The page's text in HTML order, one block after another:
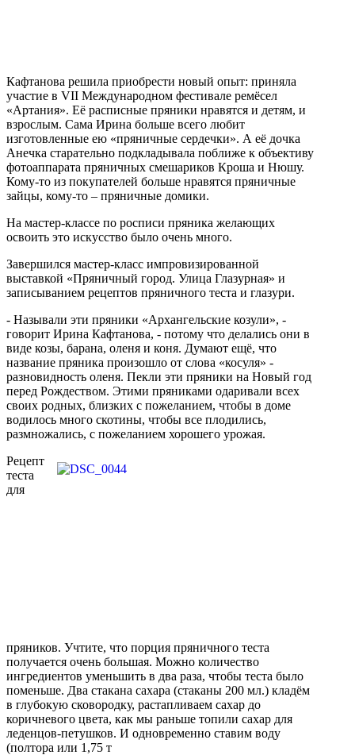
Кафтанова решила приобрести новый опыт: приняла
участие в VII Международном фестивале ремёсел
«Артания». Её расписные пряники нравятся и детям, и
взрослым. Сама Ирина больше всего любит
изготовленные ею «пряничные сердечки». А её дочка
Анечка старательно подкладывала поближе к объективу
фотоаппарата пряничных смешариков Кроша и Нюшу.
Кому-то из покупателей больше нравятся пряничные
зайцы, кому-то – пряничные домики.
На мастер-классе по росписи пряника желающих
освоить это искусство было очень много.
Завершился мастер-класс импровизированной
выставкой «Пряничный город. Улица Глазурная» и
записыванием рецептов пряничного теста и глазури.
- Называли эти пряники «Архангельские козули», -
говорит Ирина Кафтанова, - потому что делались они в
виде козы, барана, оленя и коня. Думают ещё, что
название пряника произошло от слова «косуля» -
разновидность оленя. Пекли эти пряники на Новый год
перед Рождеством. Этими пряниками одаривали всех
своих родных, близких с пожеланием, чтобы в доме
водилось много скотины, чтобы все плодились,
размножались, с пожеланием хорошего урожая.
Рецепт
теста
для
пряников. Учтите, что порция пряничного теста
получается очень большая. Можно количество
ингредиентов уменьшить в два раза, чтобы теста было
поменьше. Два стакана сахара (стаканы 200 мл.) кладём
в глубокую сковородку, растапливаем сахар до
коричневого цвета, как мы раньше топили сахар для
леденцов-петушков. И одновременно ставим воду
(полтора или 1,75 т